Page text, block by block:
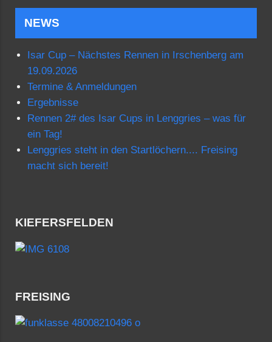
NEWS
Isar Cup – Nächstes Rennen in Irschenberg am
19.09.2026
Termine & Anmeldungen
Ergebnisse
Rennen 2# des Isar Cups in Lenggries – was für
ein Tag!
Lenggries steht in den Startlöchern.... Freising
macht sich bereit!
KIEFERSFELDEN
FREISING